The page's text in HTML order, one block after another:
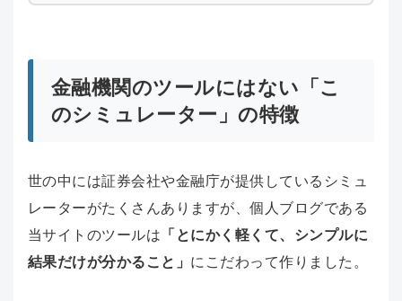
金融機関のツールにはない「こ
のシミュレーター」の特徴
世の中には証券会社や金融庁が提供しているシミュ
レーターがたくさんありますが、個人ブログである
当サイトのツールは 「とにかく軽くて、シンプルに
結果だけが分かること」 にこだわって作りました。